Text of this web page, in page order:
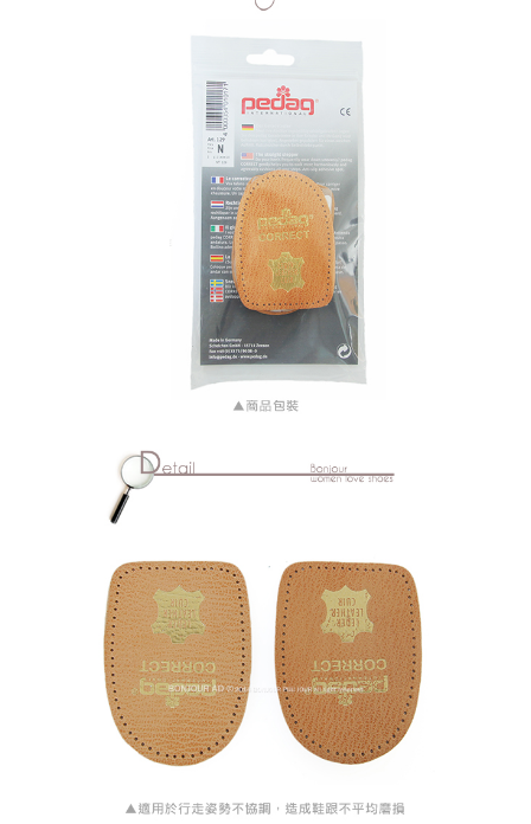
每筆NT$70，滿NT$999(含以上)免運費
每筆NT$70，滿NT$999(含以上)免運費